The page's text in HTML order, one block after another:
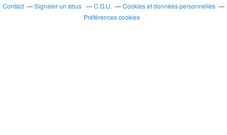
Contact
Signaler un abus C.G.U.
Cookies et données personnelles
Préférences cookies